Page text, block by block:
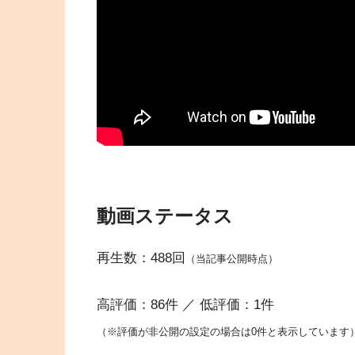
動画ステータス
再生数：488回 （当記事公開時点）
高評価：86件 ／ 低評価：1件
（※評価が非公開の設定の場合は0件と表示しています